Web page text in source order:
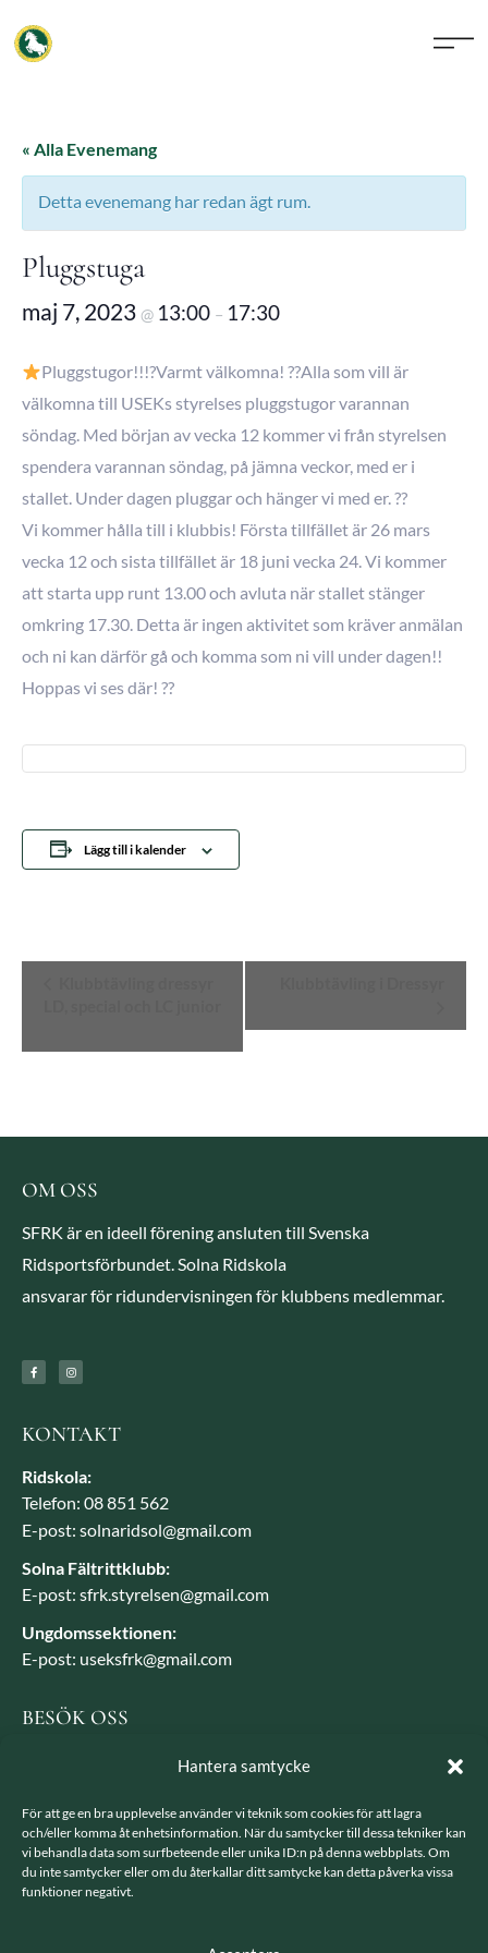
Hantera samtycke
För att ge en bra upplevelse använder vi teknik som cookies för att lagra
och/eller komma åt enhetsinformation. När du samtycker till dessa tekniker kan
vi behandla data som surfbeteende eller unika ID:n på denna webbplats. Om
du inte samtycker eller om du återkallar ditt samtycke kan detta påverka vissa
funktioner negativt.
« Alla Evenemang
Detta evenemang har redan ägt rum.
Pluggstuga
maj 7, 2023 @ 13:00 – 17:30
Pluggstugor!!!?Varmt välkomna! ??Alla som vill är
välkomna till USEKs styrelses pluggstugor varannan
söndag. Med början av vecka 12 kommer vi från styrelsen
spendera varannan söndag, på jämna veckor, med er i
stallet. Under dagen pluggar och hänger vi med er. ??
Vi kommer hålla till i klubbis! Första tillfället är 26 mars
vecka 12 och sista tillfället är 18 juni vecka 24. Vi kommer
att starta upp runt 13.00 och avluta när stallet stänger
omkring 17.30. Detta är ingen aktivitet som kräver anmälan
och ni kan därför gå och komma som ni vill under dagen!!
Hoppas vi ses där! ??
Lägg till i kalender
navigering
OM OSS
SFRK är en ideell förening ansluten till Svenska
Ridsportsförbundet. Solna Ridskola
ansvarar för ridundervisningen för klubbens medlemmar.
KONTAKT
Ridskola:
Telefon: 08 851 562
E-post: solnaridsol@gmail.com
Solna Fältrittklubb:
E-post: sfrk.styrelsen@gmail.com
Ungdomssektionen:
E-post: useksfrk@gmail.com
BESÖK OSS
Besöksadress: Järvavägen 7, 170 79 Solna
LÄNKAR
Integritetspolicy